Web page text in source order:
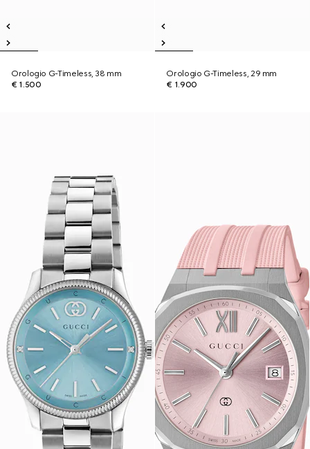
Orologio G-Timeless, 38 mm
€ 1.500
Orologio G-Timeless, 29 mm
€ 1.900